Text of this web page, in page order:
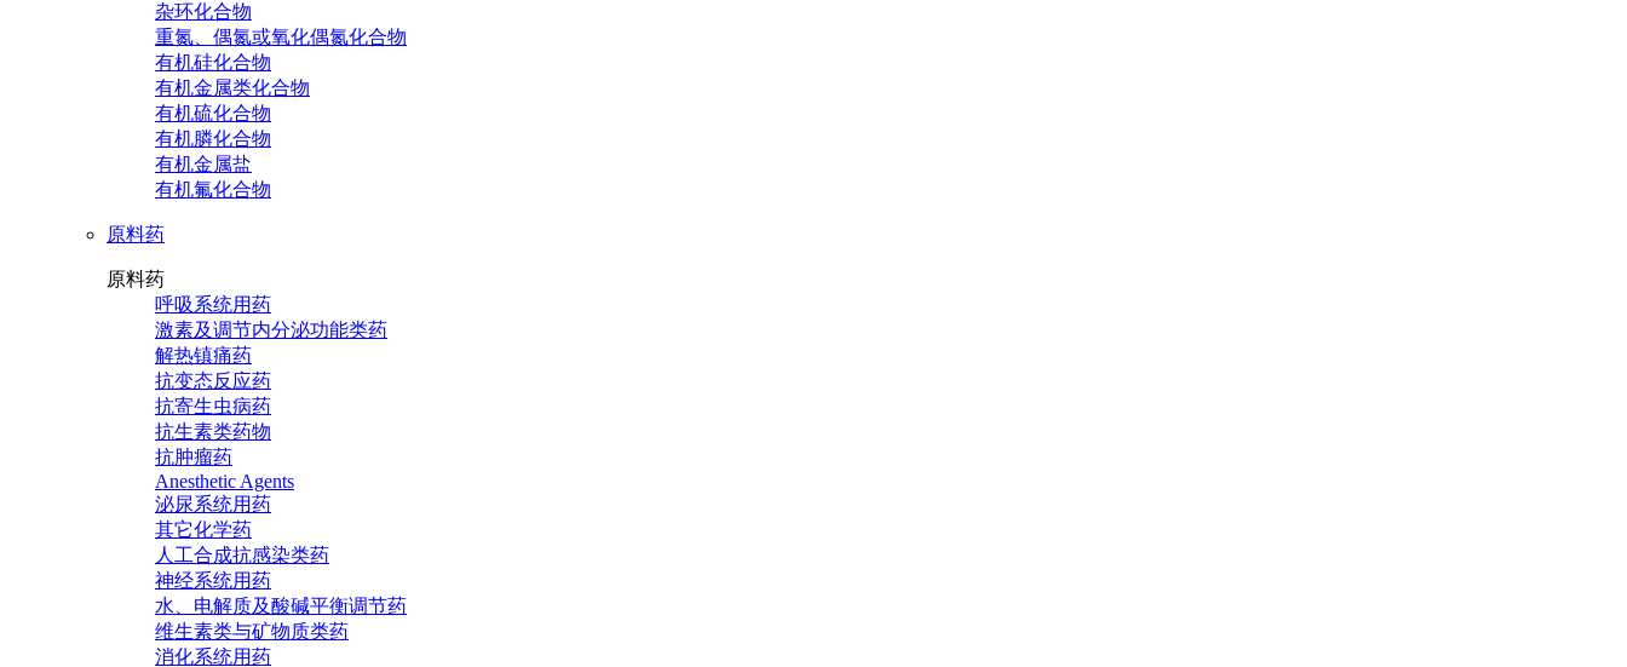
杂环化合物
重氮、偶氮或氧化偶氮化合物
有机硅化合物
有机金属类化合物
有机硫化合物
有机膦化合物
有机金属盐
有机氟化合物
原料药
原料药
呼吸系统用药
激素及调节内分泌功能类药
解热镇痛药
抗变态反应药
抗寄生虫病药
抗生素类药物
抗肿瘤药
Anesthetic Agents
泌尿系统用药
其它化学药
人工合成抗感染类药
神经系统用药
水、电解质及酸碱平衡调节药
维生素类与矿物质类药
消化系统用药